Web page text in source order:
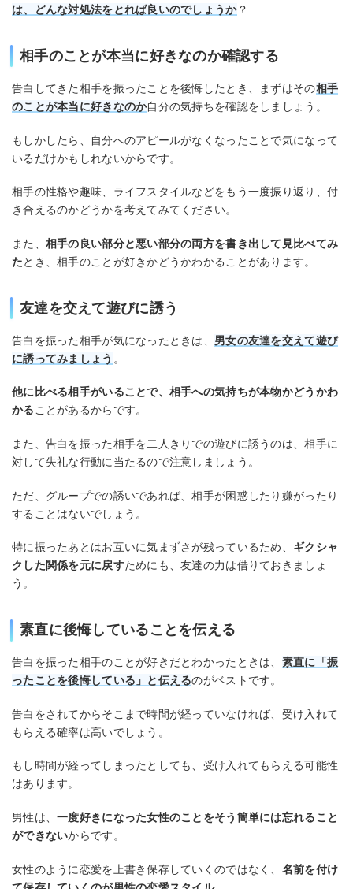
は、どんな対処法をとれば良いのでしょうか？
相手のことが本当に好きなのか確認する
告白してきた相手を振ったことを後悔したとき、まずはその相手
のことが本当に好きなのか自分の気持ちを確認をしましょう。
もしかしたら、自分へのアピールがなくなったことで気になって
いるだけかもしれないからです。
相手の性格や趣味、ライフスタイルなどをもう一度振り返り、付
き合えるのかどうかを考えてみてください。
また、 相手の良い部分と悪い部分の両方を書き出して見比べてみ
たとき、相手のことが好きかどうかわかることがあります。
友達を交えて遊びに誘う
告白を振った相手が気になったときは、 男女の友達を交えて遊び
に誘ってみましょう 。
他に比べる相手がいることで、相手への気持ちが本物かどうかわ
かることがあるからです。
また、告白を振った相手を二人きりでの遊びに誘うのは、相手に
対して失礼な行動に当たるので注意しましょう。
ただ、グループでの誘いであれば、相手が困惑したり嫌がったり
することはないでしょう。
特に振ったあとはお互いに気まずさが残っているため、 ギクシャ
クした関係を元に戻すためにも、友達の力は借りておきましょ
う。
素直に後悔していることを伝える
告白を振った相手のことが好きだとわかったときは、 素直に 「振
ったことを後悔している」と伝えるのがベストです。
告白をされてからそこまで時間が経っていなければ、受け入れて
もらえる確率は高いでしょう。
もし時間が経ってしまったとしても、受け入れてもらえる可能性
はあります。
男性は、一度好きになった女性のことをそう簡単には忘れること
ができないからです。
女性のように恋愛を上書き保存していくのではなく、 名前を付け